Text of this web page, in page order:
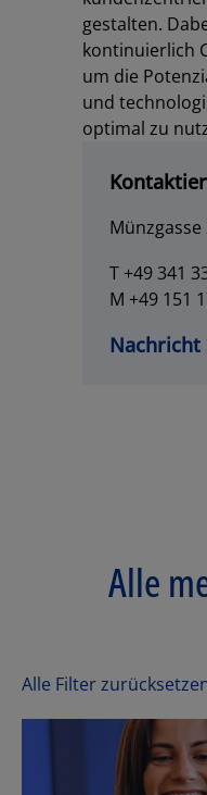
gestalten.
kontinuierlich
um die
und
optimal zu
Münzgasse
T +49 341
M +49 151
Nachricht
Alle
Alle Filter